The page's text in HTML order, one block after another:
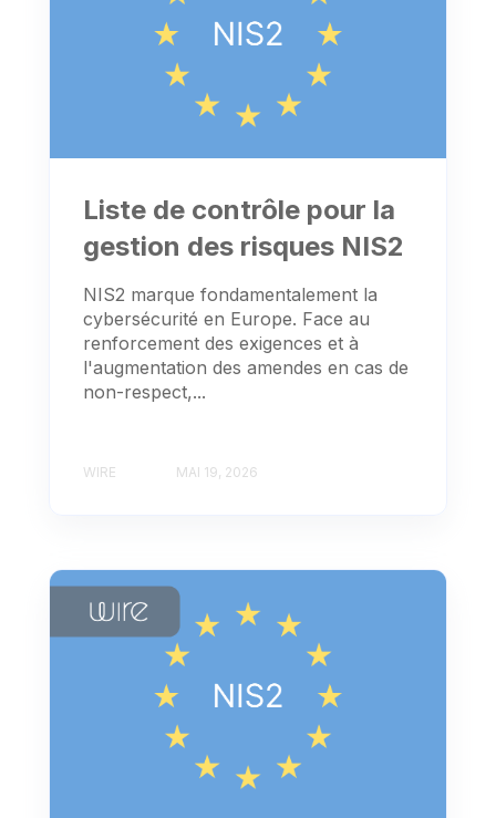
Liste de contrôle pour la
gestion des risques NIS2
NIS2 marque fondamentalement la
cybersécurité en Europe. Face au
renforcement des exigences et à
l'augmentation des amendes en cas de
non-respect,...
WIRE MAI 19, 2026